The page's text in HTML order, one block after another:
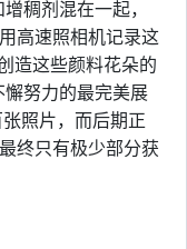
稠剂混在一起，
高速照相机记录这
造这些颜料花朵的
努力的最完美展
照片，而后期正
终只有极少部分获